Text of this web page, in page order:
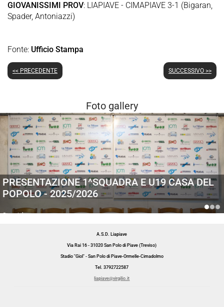
GIOVANISSIMI PROV: LIAPIAVE - CIMAPIAVE 3-1 (Bigaran,
Spader, Antoniazzi)
Fonte: Ufficio Stampa
<< PRECEDENTE SUCCESSIVO >>
Foto gallery
PRESENTAZIONE 1^SQUADRA E U19 CASA DEL
POPOLO - 2025/2026
Generiche
A.S.D. Liapiave
Via Rai 16 - 31020 San Polo di Piave (Treviso)
Stadio "Giol" - San Polo di Piave-Ormelle-Cimadolmo
Tel. 3792722587
liapiave@virgilio.it